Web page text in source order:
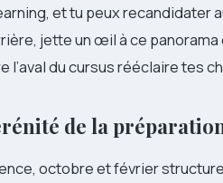
et tu peux recandidater
jette un œil à ce
l’aval du cursus rééclaire tes
de la
octobre et février